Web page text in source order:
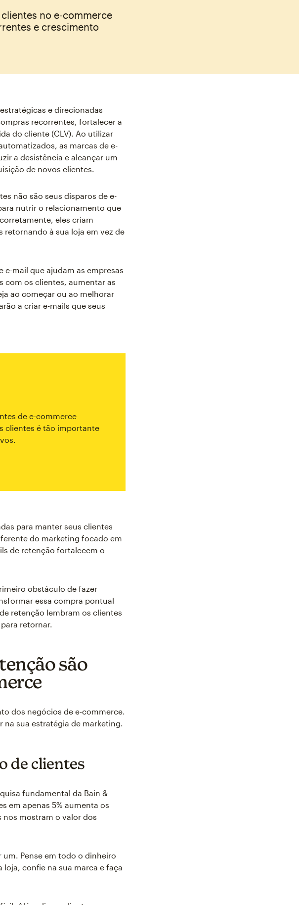
no e‑commerce
e crescimento
e direcionadas
recorrentes, fortalecer a
do cliente (CLV). Ao utilizar
as marcas de e-
a desistência e alcançar um
de novos clientes.
não são seus disparos de e-
nutrir o relacionamento que
eles criam
à sua loja em vez de
mail que ajudam as empresas
com os clientes, aumentar as
ao começar ou ao melhorar
a criar e-mails que seus
de e-commerce
clientes é tão importante
para manter seus clientes
do marketing focado em
de retenção fortalecem o
obstáculo de fazer
essa compra pontual
retenção lembram os clientes
retornar.
são
dos negócios de e-commerce.
na sua estratégia de marketing.
de clientes
fundamental da Bain &
em apenas 5% aumenta os
nos mostram o valor dos
Pense em todo o dinheiro
confie na sua marca e faça